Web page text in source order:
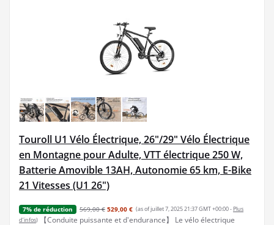
Touroll U1 Vélo Électrique, 26"/29" Vélo Électrique
en Montagne pour Adulte, VTT électrique 250 W,
Batterie Amovible 13AH, Autonomie 65 km, E-Bike
21 Vitesses (U1 26")
7% de réduction 569,00 € 529,00 € (as of juillet 7, 2025 21:37 GMT +00:00 - Plus
d’infos)
【Conduite puissante et d'endurance】 Le vélo électrique